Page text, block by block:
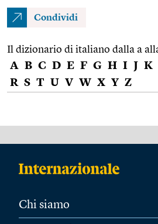
Condividi
Il dizionario di italiano dalla a
A B C D E F G H I J K
R S T U V W X Y Z
Chi siamo